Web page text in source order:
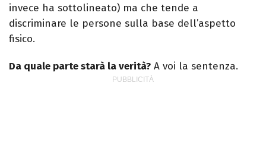
invece ha sottolineato) ma che tende a
discriminare le persone sulla base dell’aspetto
fisico.
Da quale parte starà la verità? A voi la sentenza.